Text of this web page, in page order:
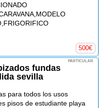
500€
PARTICULAR
fundas
sevilla
para todos los usos
pisos de estudiante playa